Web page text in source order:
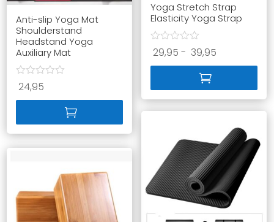
Yoga Stretch Strap
Elasticity Yoga Strap
29,95 - 39,95
29,95
39,95
Anti-slip Yoga Mat
Shoulderstand
Headstand Yoga
Auxiliary Mat
24,95